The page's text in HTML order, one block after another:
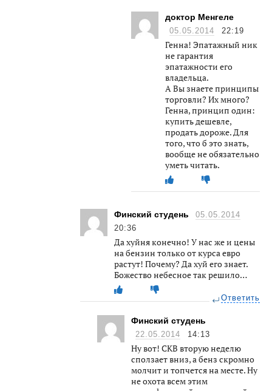
доктор Менгеле
05.05.2014 22:19
Генна! Эпатажный ник
не гарантия
эпатажности его
владельца.
А Вы знаете принципы
торговли? Их много?
Генна, принцип один:
купить дешевле,
продать дороже. Для
того, что б это знать,
вообще не обязательно
уметь читать.
Финский студень
05.05.2014
20:36
Да хуйня конечно! У нас же и цены
на бензин только от курса евро
растут! Почему? Да хуй его знает.
Божество небесное так решило…
Ответить
Финский студень
22.05.2014 14:13
Ну вот! СКВ вторую неделю
сползает вниз, а бенз скромно
молчит и топчется на месте. Ну
не охота всем этим